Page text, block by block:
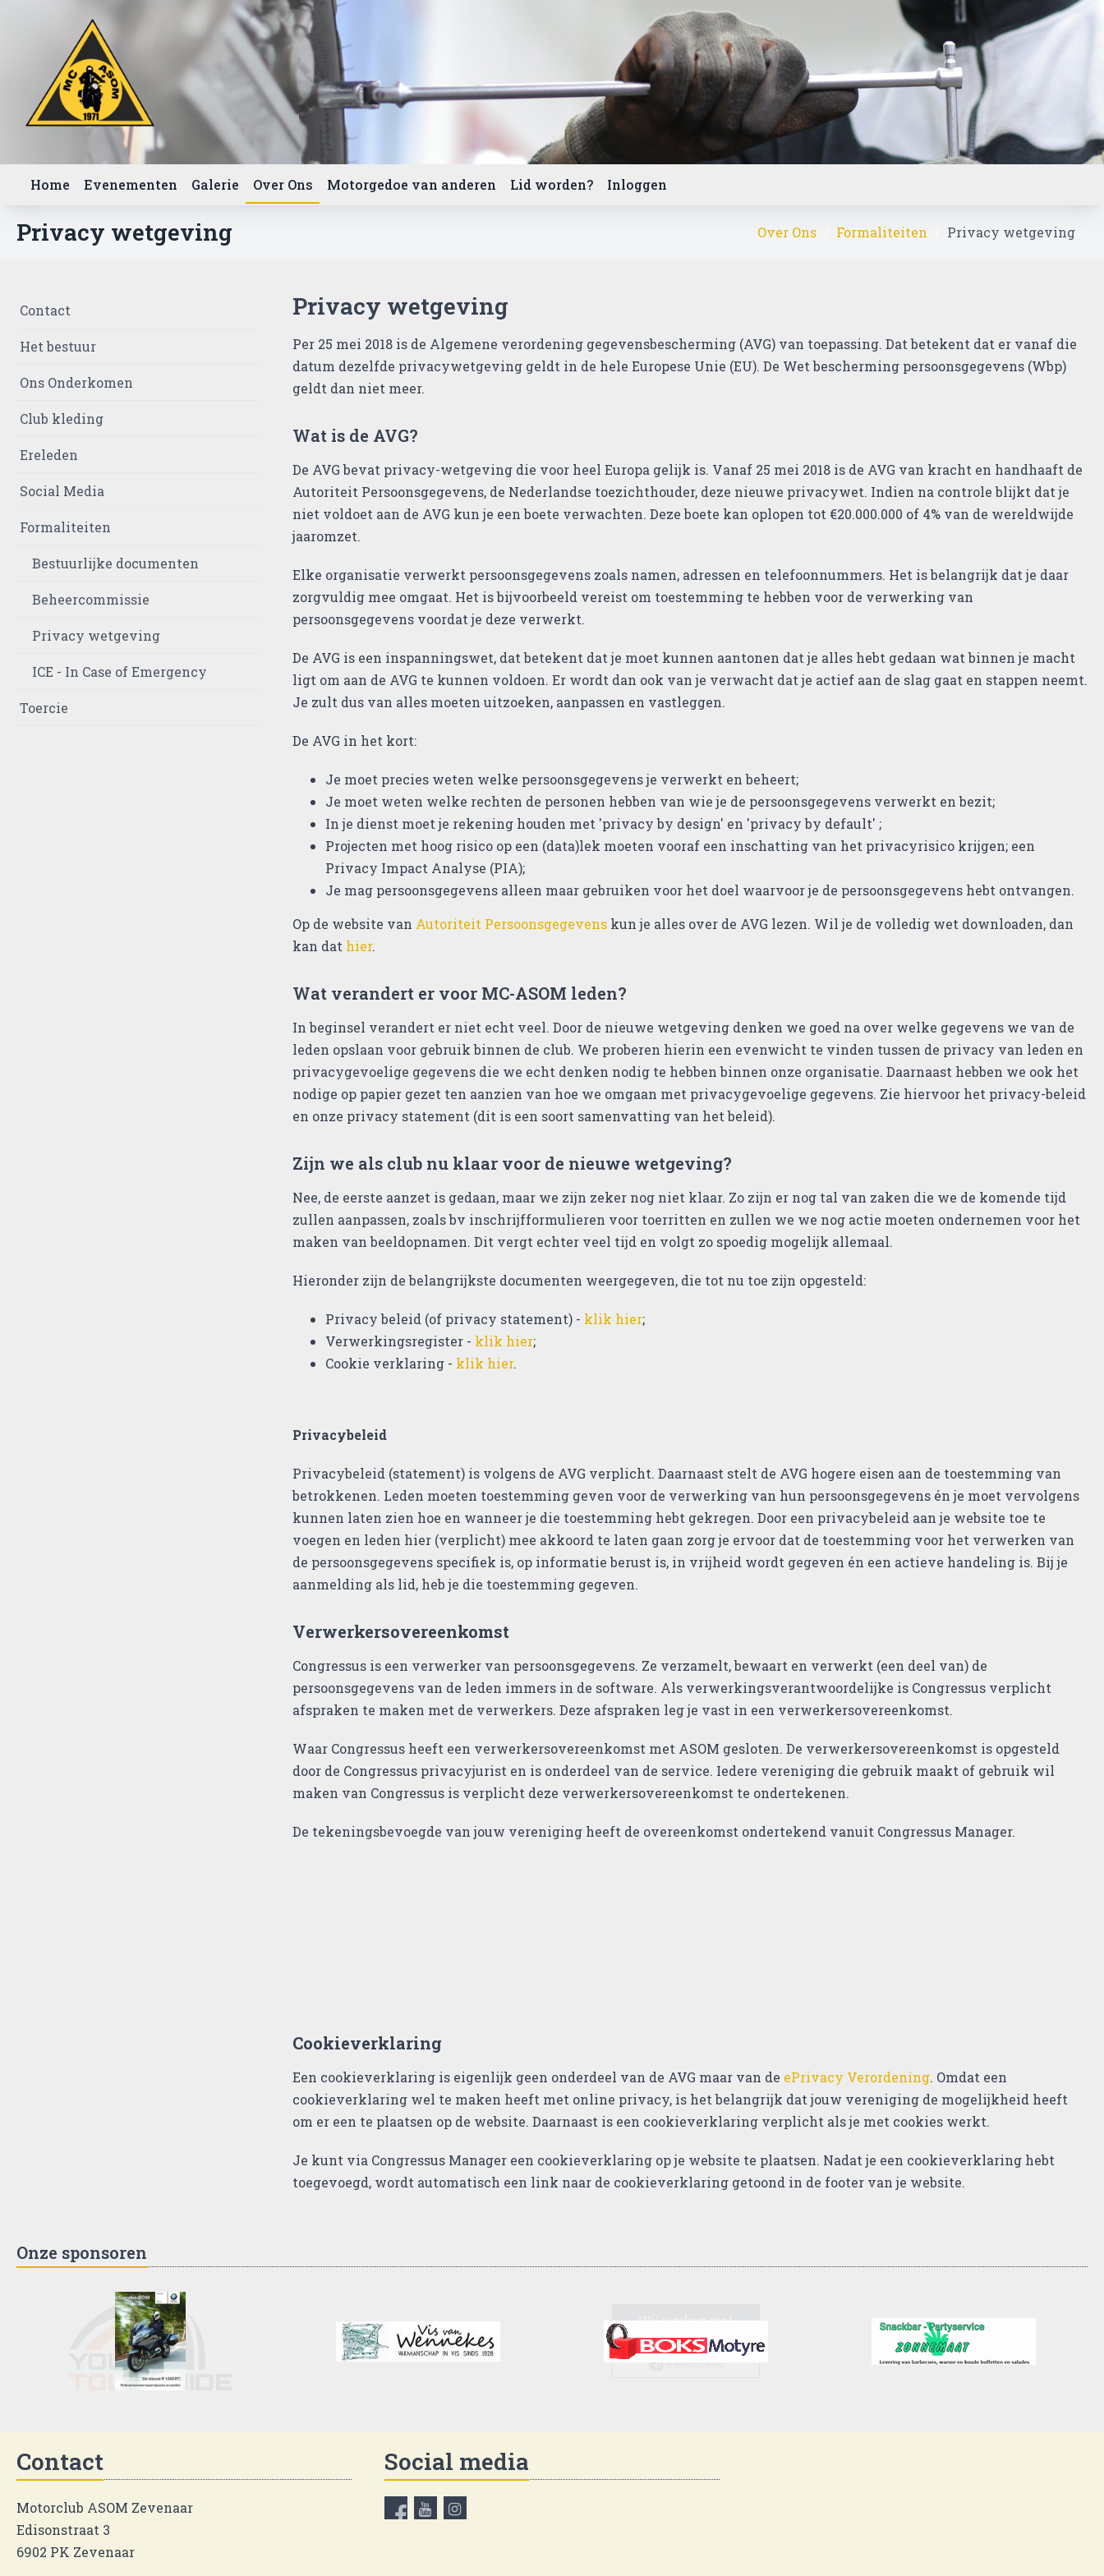
Home Evenementen Galerie Over Ons Motorgedoe van anderen Lid worden? Inloggen
Over Ons Formaliteiten Privacy wetgeving
Privacy wetgeving
Contact
Het bestuur
Ons Onderkomen
Club kleding
Ereleden
Social Media
Formaliteiten
Bestuurlijke documenten
Beheercommissie
Privacy wetgeving
ICE - In Case of Emergency
Toercie
Privacy wetgeving
Per 25 mei 2018 is de Algemene verordening gegevensbescherming (AVG) van toepassing. Dat betekent dat er vanaf die
datum dezelfde privacywetgeving geldt in de hele Europese Unie (EU). De Wet bescherming persoonsgegevens (Wbp)
geldt dan niet meer.
Wat is de AVG?
De AVG bevat privacy-wetgeving die voor heel Europa gelijk is. Vanaf 25 mei 2018 is de AVG van kracht en handhaaft de
Autoriteit Persoonsgegevens, de Nederlandse toezichthouder, deze nieuwe privacywet. Indien na controle blijkt dat je
niet voldoet aan de AVG kun je een boete verwachten. Deze boete kan oplopen tot €20.000.000 of 4% van de wereldwijde
jaaromzet.
Elke organisatie verwerkt persoonsgegevens zoals namen, adressen en telefoonnummers. Het is belangrijk dat je daar
zorgvuldig mee omgaat. Het is bijvoorbeeld vereist om toestemming te hebben voor de verwerking van
persoonsgegevens voordat je deze verwerkt.
De AVG is een inspanningswet, dat betekent dat je moet kunnen aantonen dat je alles hebt gedaan wat binnen je macht
ligt om aan de AVG te kunnen voldoen. Er wordt dan ook van je verwacht dat je actief aan de slag gaat en stappen neemt.
Je zult dus van alles moeten uitzoeken, aanpassen en vastleggen.
De AVG in het kort:
Je moet precies weten welke persoonsgegevens je verwerkt en beheert;
Je moet weten welke rechten de personen hebben van wie je de persoonsgegevens verwerkt en bezit;
In je dienst moet je rekening houden met 'privacy by design' en 'privacy by default' ;
Projecten met hoog risico op een (data)lek moeten vooraf een inschatting van het privacyrisico krijgen; een
Privacy Impact Analyse (PIA);
Je mag persoonsgegevens alleen maar gebruiken voor het doel waarvoor je de persoonsgegevens hebt ontvangen.
Op de website van Autoriteit Persoonsgegevens kun je alles over de AVG lezen. Wil je de volledig wet downloaden, dan
kan dat hier.
Wat verandert er voor MC-ASOM leden?
In beginsel verandert er niet echt veel. Door de nieuwe wetgeving denken we goed na over welke gegevens we van de
leden opslaan voor gebruik binnen de club. We proberen hierin een evenwicht te vinden tussen de privacy van leden en
privacygevoelige gegevens die we echt denken nodig te hebben binnen onze organisatie. Daarnaast hebben we ook het
nodige op papier gezet ten aanzien van hoe we omgaan met privacygevoelige gegevens. Zie hiervoor het privacy-beleid
en onze privacy statement (dit is een soort samenvatting van het beleid).
Zijn we als club nu klaar voor de nieuwe wetgeving?
Nee, de eerste aanzet is gedaan, maar we zijn zeker nog niet klaar. Zo zijn er nog tal van zaken die we de komende tijd
zullen aanpassen, zoals bv inschrijfformulieren voor toerritten en zullen we we nog actie moeten ondernemen voor het
maken van beeldopnamen. Dit vergt echter veel tijd en volgt zo spoedig mogelijk allemaal.
Hieronder zijn de belangrijkste documenten weergegeven, die tot nu toe zijn opgesteld:
Privacy beleid (of privacy statement) - klik hier;
Verwerkingsregister - klik hier;
Cookie verklaring - klik hier.
Privacybeleid
Privacybeleid (statement) is volgens de AVG verplicht. Daarnaast stelt de AVG hogere eisen aan de toestemming van
betrokkenen. Leden moeten toestemming geven voor de verwerking van hun persoonsgegevens én je moet vervolgens
kunnen laten zien hoe en wanneer je die toestemming hebt gekregen. Door een privacybeleid aan je website toe te
voegen en leden hier (verplicht) mee akkoord te laten gaan zorg je ervoor dat de toestemming voor het verwerken van
de persoonsgegevens specifiek is, op informatie berust is, in vrijheid wordt gegeven én een actieve handeling is. Bij je
aanmelding als lid, heb je die toestemming gegeven.
Verwerkersovereenkomst
Congressus is een verwerker van persoonsgegevens. Ze verzamelt, bewaart en verwerkt (een deel van) de
persoonsgegevens van de leden immers in de software. Als verwerkingsverantwoordelijke is Congressus verplicht
afspraken te maken met de verwerkers. Deze afspraken leg je vast in een verwerkersovereenkomst.
Waar Congressus heeft een verwerkersovereenkomst met ASOM gesloten. De verwerkersovereenkomst is opgesteld
door de Congressus privacyjurist en is onderdeel van de service. Iedere vereniging die gebruik maakt of gebruik wil
maken van Congressus is verplicht deze verwerkersovereenkomst te ondertekenen.
De tekeningsbevoegde van jouw vereniging heeft de overeenkomst ondertekend vanuit Congressus Manager.
Cookieverklaring
Een cookieverklaring is eigenlijk geen onderdeel van de AVG maar van de ePrivacy Verordening. Omdat een
cookieverklaring wel te maken heeft met online privacy, is het belangrijk dat jouw vereniging de mogelijkheid heeft
om er een te plaatsen op de website. Daarnaast is een cookieverklaring verplicht als je met cookies werkt.
Je kunt via Congressus Manager een cookieverklaring op je website te plaatsen. Nadat je een cookieverklaring hebt
toegevoegd, wordt automatisch een link naar de cookieverklaring getoond in de footer van je website.
Onze sponsoren
Contact
Motorclub ASOM Zevenaar
Edisonstraat 3
6902 PK Zevenaar
Social media